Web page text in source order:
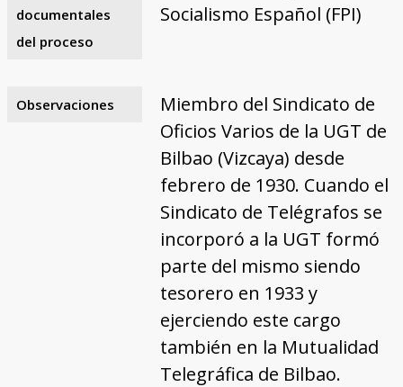
documentales
del proceso
Socialismo Español (FPI)
Observaciones
Miembro del Sindicato de
Oficios Varios de la UGT de
Bilbao (Vizcaya) desde
febrero de 1930. Cuando el
Sindicato de Telégrafos se
incorporó a la UGT formó
parte del mismo siendo
tesorero en 1933 y
ejerciendo este cargo
también en la Mutualidad
Telegráfica de Bilbao.